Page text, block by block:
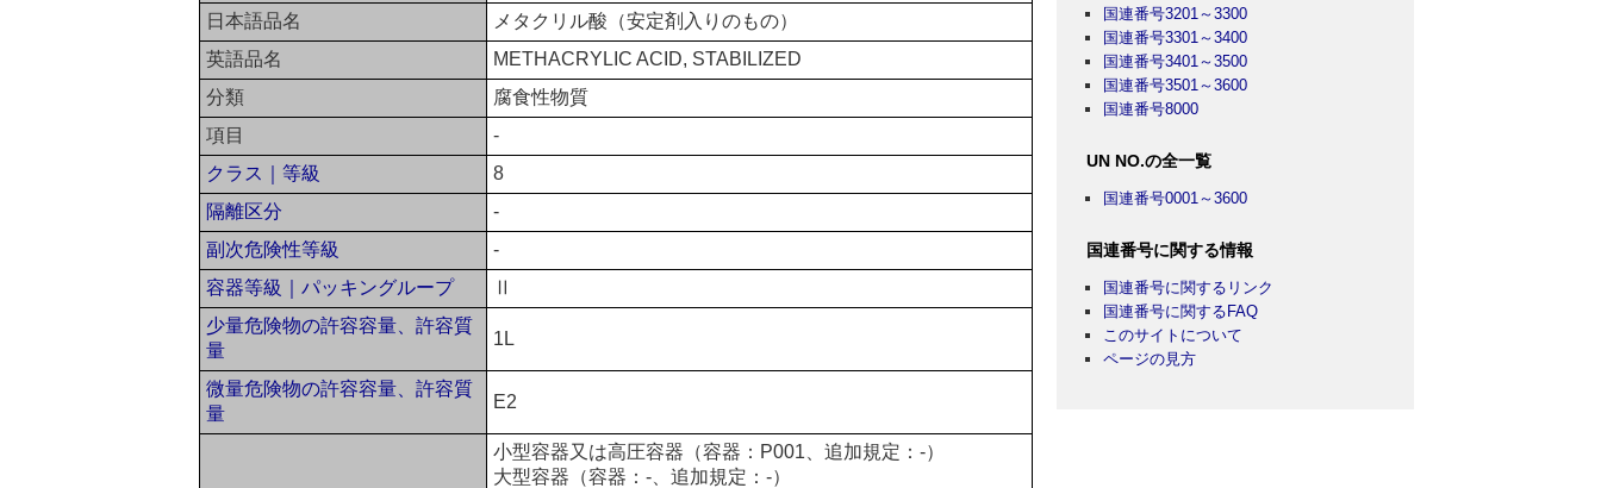
日本語品名
メタクリル酸（安定剤入りのもの）
英語品名
METHACRYLIC ACID, STABILIZED
分類
腐食性物質
項目
-
クラス｜等級
8
隔離区分
-
副次危険性等級
-
容器等級｜パッキングループ
Ⅱ
少量危険物の許容容量、許容質
量
1L
微量危険物の許容容量、許容質
量
E2
小型容器又は高圧容器（容器：P001、追加規定：-）
大型容器（容器：-、追加規定：-）
国連番号3201～3300
国連番号3301～3400
国連番号3401～3500
国連番号3501～3600
国連番号8000
UN NO.の全一覧
国連番号0001～3600
国連番号に関する情報
国連番号に関するリンク
国連番号に関するFAQ
このサイトについて
ページの見方